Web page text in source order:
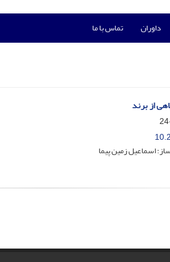
داوران تماس با ما
از برند
اسماعیل زمین پیما